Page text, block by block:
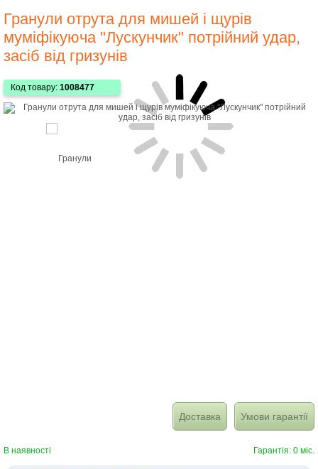
Гранули отрута для мишей і щурів
муміфікуюча "Лускунчик" потрійний удар,
засіб від гризунів
Код товару: 1008477
Доставка Умови гарантії
В наявності Гарантія: 0 міс.